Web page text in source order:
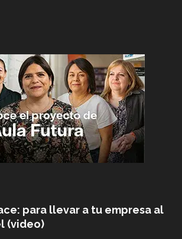
para llevar a tu empresa al
(video)